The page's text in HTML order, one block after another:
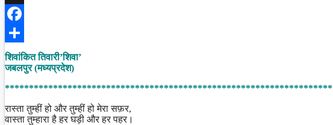
X
Facebook
Share
शिवांकित तिवारी’शिवा’
जबलपुर (मध्यप्रदेश)
********************************************************************
रास्ता तुम्हीं हो और तुम्हीं हो मेरा सफ़र,
वास्ता तुम्हारा है हर घड़ी और हर पहर।